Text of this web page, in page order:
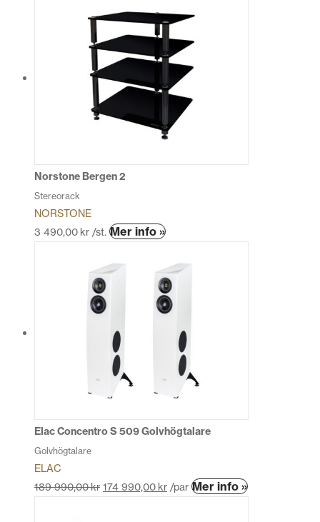
Norstone Bergen 2
Stereorack
NORSTONE
3 490,00 kr /st. Mer info »Den
produkten
har
flera
varianter.
olika
alternativen
kan
väljas
produktsidan
Elac Concentro S 509 Golvhögtalare
Golvhögtalare
ELAC
189 990,00kr 174 990,00 kr /par Mer info »Den